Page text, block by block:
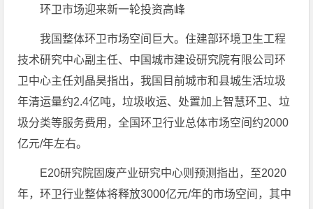
环卫市场迎来新一轮投资高峰
我国整体环卫市场空间巨大。住建部环境卫生工程
技术研究中心副主任、中国城市建设研究院有限公司环
卫中心主任刘晶昊指出，我国目前城市和县城生活垃圾
年清运量约2.4亿吨，垃圾收运、处置加上智慧环卫、垃
圾分类等服务费用，全国环卫行业总体市场空间约2000
亿元/年左右。
E20研究院固废产业研究中心则预测指出，至2020
年，环卫行业整体将释放3000亿元/年的市场空间，其中